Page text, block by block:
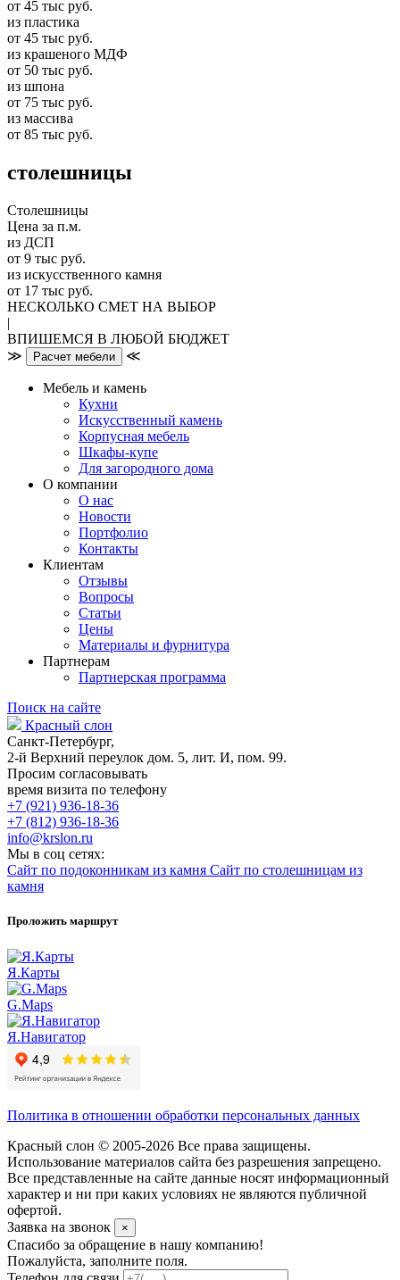
от 45 тыс руб.
из пластика
от 45 тыс руб.
из крашеного МДФ
от 50 тыс руб.
из шпона
от 75 тыс руб.
из массива
от 85 тыс руб.
столешницы
Столешницы
Цена за п.м.
из ДСП
от 9 тыс руб.
из искусственного камня
от 17 тыс руб.
НЕСКОЛЬКО СМЕТ НА ВЫБОР
|
ВПИШЕМСЯ В ЛЮБОЙ БЮДЖЕТ
≫
Расчет мебели ≪
Мебель и камень
Кухни
Искусственный камень
Корпусная мебель
Шкафы-купе
Для загородного дома
О компании
О нас
Новости
Портфолио
Контакты
Клиентам
Отзывы
Вопросы
Статьи
Цены
Материалы и фурнитура
Партнерам
Партнерская программа
Поиск на сайте
Красный слон
Санкт-Петербург,
2-й Верхний переулок дом. 5, лит. И, пом. 99.
Просим согласовывать
время визита по телефону
+7 (921) 936-18-36
+7 (812) 936-18-36
info@krslon.ru
Мы в соц сетях:
Сайт по подоконникам из камня Сайт по столешницам из
камня
Проложить маршрут
Я.Карты
G.Maps
Я.Навигатор
Политика в отношении обработки персональных данных
Красный слон © 2005-2026 Все права защищены.
Использование материалов сайта без разрешения запрещено.
Все представленные на сайте данные носят информационный
характер и ни при каких условиях не являются публичной
офертой.
Заявка на звонок
×
Спасибо за обращение в нашу компанию!
Пожалуйста, заполните поля.